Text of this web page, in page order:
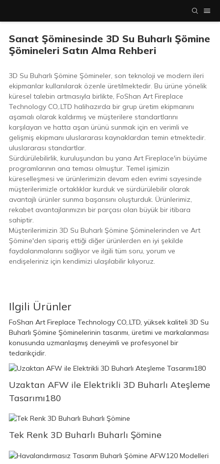
Sanat Şöminesinde 3D Su Buharlı Şömine
Şömineleri Satın Alma Rehberi
3D Su Buharlı Şömine Şömineler, son teknoloji ve modern ileri
ekipmanlar kullanılarak özenle üretilmektedir. Bu ürüne yönelik
küresel talebin artmasıyla birlikte, FoShan Art Fireplace
Technology CO,.LTD halihazırda bir grup üretim ekipmanını
aşamalı olarak kaldırmış ve müşterilere standartlarını
karşılayan ve hatta aşan ürünü sunmak için en verimli ve
gelişmiş ekipmanı uluslararası kaynaklardan temin etmektedir.
uluslararası standartlar.
Sürdürülebilirlik, kuruluşundan bu yana Art Fireplace'in büyüme
programlarının ana teması olmuştur. Temel işimizin
küreselleşmesi ve ürünlerimizin devam eden evrimi sayesinde
müşterilerimizle ortaklıklar kurduk ve sürdürülebilir olarak
avantajlı ürünler sunma başarısını oluşturduk. Ürünlerimiz,
rekabet avantajlarımızın bir parçası olan büyük bir itibara
sahiptir.
Müşterilerimizin 3D Su Buharlı Şömine Şöminelerinden ve Art
Şömine'den sipariş ettiği diğer ürünlerden en iyi şekilde
faydalanmalarını sağlıyor ve ilgili tüm soru, yorum ve
endişeleriniz için kendimizi ulaşılabilir kılıyoruz.
Ilgili Ürünler
FoShan Art Fireplace Technology CO,.LTD, yüksek kaliteli 3D Su
Buharlı Şömine Şöminelerinin tasarımı, üretimi ve markalanması
konusunda uzmanlaşmış deneyimli ve profesyonel bir
tedarikçidir.
Uzaktan AFW ile Elektrikli 3D Buharlı Ateşleme
Tasarımı180
Tek Renk 3D Buharlı Buharlı Şömine